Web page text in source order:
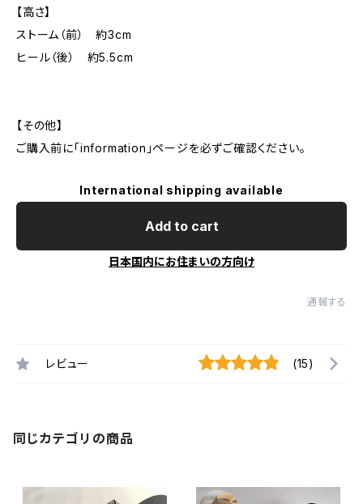
【高さ】
ストーム（前） 約3cm
ヒール（後） 約5.5cm
【その他】
ご購入前に「information」ページを必ずご確認ください。
International shipping available
Add to cart
日本国内にお住まいの方向け
通報する
レビュー (15)
同じカテゴリの商品